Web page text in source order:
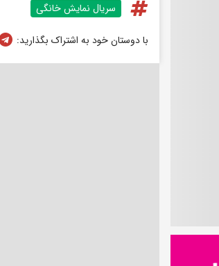
سریال نمایش خانگی
با دوستان خود به اشتراک بگذارید: